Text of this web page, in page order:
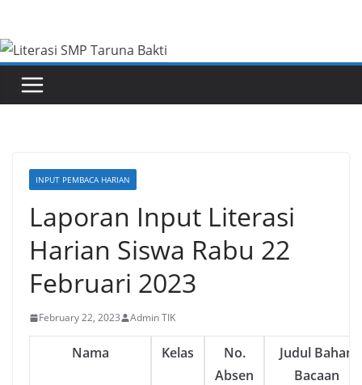
content
INPUT PEMBACA HARIAN
Laporan Input Literasi
Harian Siswa Rabu 22
Februari 2023
February 22, 2023 Admin TIK
Nama Kelas
No.
Absen
Judul Bahan
Bacaan